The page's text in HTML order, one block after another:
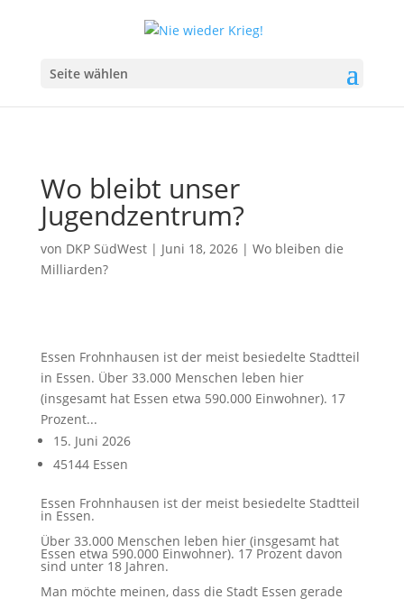
Seite wählen
Wo bleibt unser
Jugendzentrum?
von DKP SüdWest| Juni 18, 2026| Wo bleiben die
Milliarden?
Essen Frohnhausen ist der meist besiedelte Stadtteil
in Essen. Über 33.000 Menschen leben hier
(insgesamt hat Essen etwa 590.000 Einwohner). 17
Prozent...
15. Juni 2026
45144 Essen
Essen Frohnhausen ist der meist besiedelte Stadtteil
in Essen.
Über 33.000 Menschen leben hier (insgesamt hat
Essen etwa 590.000 Einwohner). 17 Prozent davon
sind unter 18 Jahren.
Man möchte meinen, dass die Stadt Essen gerade